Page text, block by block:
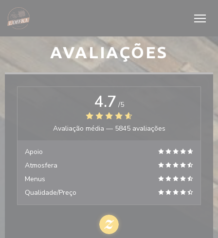
Painel de Gerenciamento de Cookies
AVALIAÇÕES
4.7 /5
Avaliação média — 5845 avaliações
Apoio
Atmosfera
Menus
Qualidade/Preço